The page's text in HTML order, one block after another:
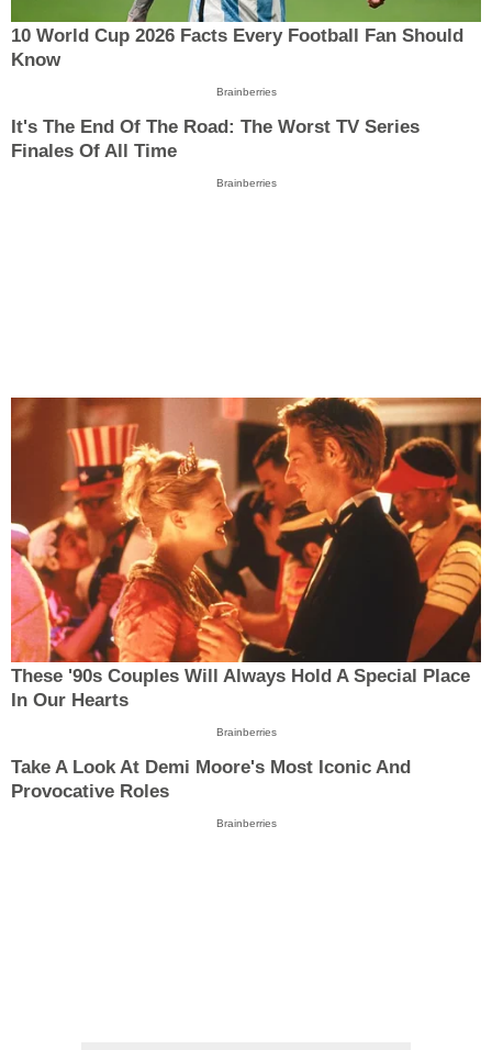
10 World Cup 2026 Facts Every Football Fan Should
Know
Brainberries
It's The End Of The Road: The Worst TV Series
Finales Of All Time
Brainberries
These '90s Couples Will Always Hold A Special Place
In Our Hearts
Brainberries
Take A Look At Demi Moore's Most Iconic And
Provocative Roles
Brainberries